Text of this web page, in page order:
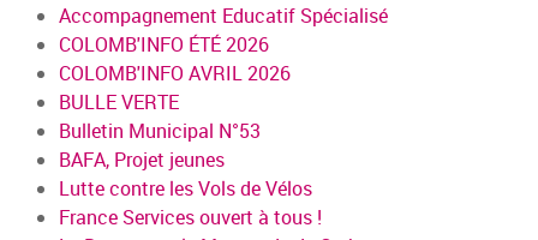
Accompagnement Educatif Spécialisé
COLOMB'INFO ÉTÉ 2026
COLOMB'INFO AVRIL 2026
BULLE VERTE
Bulletin Municipal N°53
BAFA, Projet jeunes
Lutte contre les Vols de Vélos
France Services ouvert à tous !